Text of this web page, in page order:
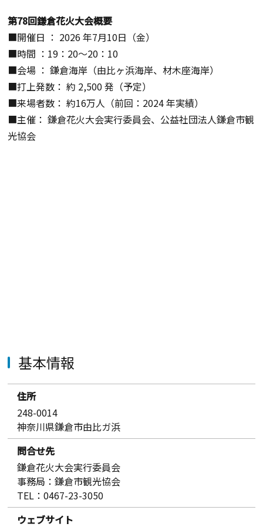
第78回鎌倉花火大会概要
■開催日 ： 2026 年7月10日（金）
■時間 ：19：20～20：10
■会場 ： 鎌倉海岸（由比ヶ浜海岸、材木座海岸）
■打上発数： 約 2,500 発（予定）
■来場者数： 約16万人（前回：2024 年実績）
■主催： 鎌倉花火大会実行委員会、公益社団法人鎌倉市観
光協会
基本情報
住所
248-0014
神奈川県鎌倉市由比ガ浜
問合せ先
鎌倉花火大会実行委員会
事務局：鎌倉市観光協会
TEL：0467-23-3050
ウェブサイト